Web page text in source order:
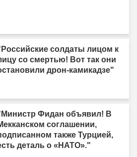
солдаты лицом к
со смертью! Вот так они
дрон-камикадзе"
Фидан объявил! В
соглашении,
также Турцией,
деталь о «НАТО»."